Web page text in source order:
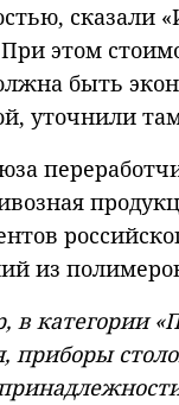
сказали
этом
быть
уточнили
из
в категории
приборы